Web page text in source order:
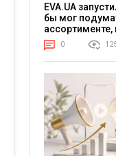
EVA.UA
бы мог
покупатели не
на платформе
0